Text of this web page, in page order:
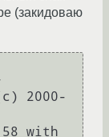
(закидоваю
2000-